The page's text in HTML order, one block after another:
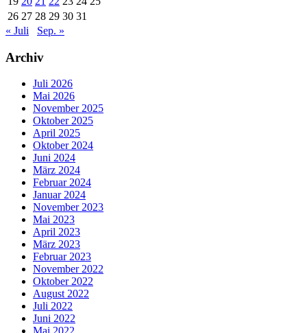
26 27 28 29 30 31
« Juli
Sep. »
Archiv
Juli 2026
Mai 2026
November 2025
Oktober 2025
April 2025
Oktober 2024
Juni 2024
März 2024
Februar 2024
Januar 2024
November 2023
Mai 2023
April 2023
März 2023
Februar 2023
November 2022
Oktober 2022
August 2022
Juli 2022
Juni 2022